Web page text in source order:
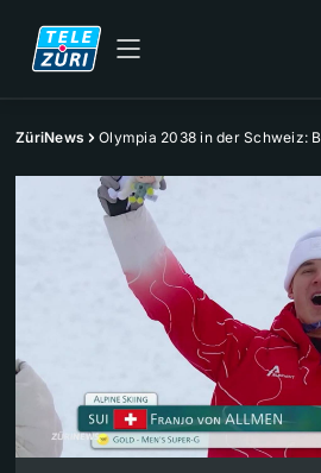
ZüriNews Olympia 2038 in der Schweiz: